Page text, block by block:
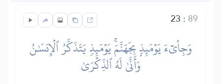
23 : 89
وَجِاْيٓءَ يَوۡمَئِذِۭ بِجَهَنَّمَۚ يَوۡمَئِذٖ يَتَذَكَّرُ ٱلۡإِنسَٰنُ
وَأَنَّىٰ لَهُ ٱلذِّكۡرَىٰ